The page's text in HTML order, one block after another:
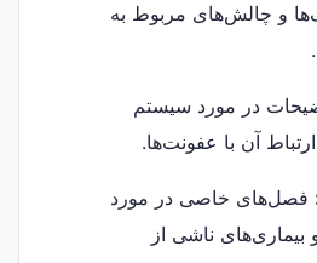
و چالش‌های مربوط به
در مورد سیستم
آن با عفونت‌ها.
فصل‌های خاصی در مورد
ناشی از